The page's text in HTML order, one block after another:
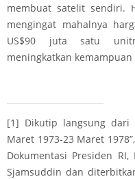
membuat satelit sendiri.
mengingat mahalnya
US$90 juta satu
meningkatkan
[1] Dikutip langsung dari
Maret 1973-23 Maret
Dokumentasi Presiden
Sjamsuddin dan